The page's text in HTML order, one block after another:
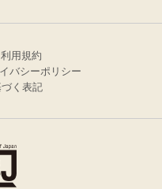
利用規約
バシーポリシー
く表記